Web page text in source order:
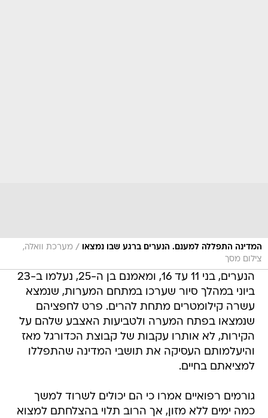
המדינה התפללה למענם. הנערים ברגע שבו נמצאו / מערכת וואלה,
צילום מסך
הנערים, בני 11 עד 16, ומאמנם בן ה-25, נעלמו ב-23
ביוני במהלך סיור שערכו במתחם המערות, שנמצא
עשרה קילומטרים מתחת להרים. פרט לחפציהם
שנמצאו בפתח המערה ולטביעות האצבע שלהם על
הקירות, לא אותרו עקבות של קבוצת הכדורגל מאז
והיעלמותם העסיקה את תושבי המדינה שהתפללו
למציאתם בחיים.
גורמים רפואיים אמרו כי הם יכולים לשרוד למשך
כמה ימים ללא מזון, אך הרוב תלוי בהצלחתם למצוא